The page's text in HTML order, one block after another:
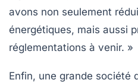
avons non seulement
énergétiques, mais aussi
réglementations à venir. »
Enfin, une grande société